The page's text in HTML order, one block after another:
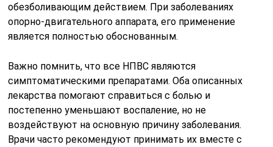
обезболивающим действием. При заболеваниях
опорно-двигательного аппарата, его применение
является полностью обоснованным.
Важно помнить, что все НПВС являются
симптоматическими препаратами. Оба описанных
лекарства помогают справиться с болью и
постепенно уменьшают воспаление, но не
воздействуют на основную причину заболевания.
Врачи часто рекомендуют принимать их вместе с